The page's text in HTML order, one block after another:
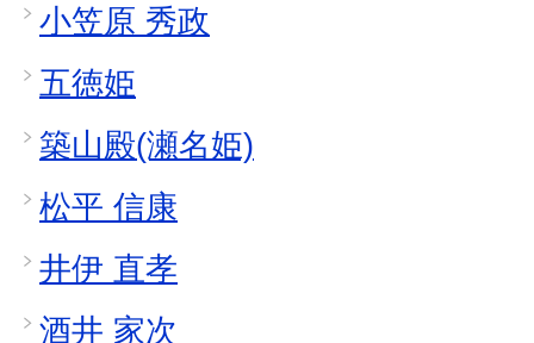
小笠原 秀政
五徳姫
築山殿(瀬名姫)
松平 信康
井伊 直孝
酒井 家次